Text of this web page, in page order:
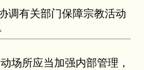
有关部门保障宗教活动
所应当加强内部管理，